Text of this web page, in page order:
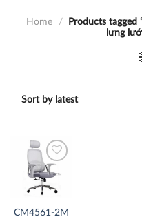
Home /
Products tagged
lưng
Thích
CM4561-2M